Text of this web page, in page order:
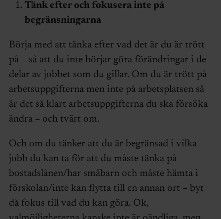
Tänk efter och fokusera inte på
begränsningarna
Börja med att tänka efter vad det är du är trött
på – så att du inte börjar göra förändringar i de
delar av jobbet som du gillar. Om du är trött på
arbetsuppgifterna men inte på arbetsplatsen så
är det så klart arbetsuppgifterna du ska försöka
ändra – och tvärt om.
Och om du tänker att du är begränsad i vilka
jobb du kan ta för att du måste tänka på
bostadslånen/har småbarn och måste hämta i
förskolan/inte kan flytta till en annan ort – byt
då fokus till vad du kan göra. Ok,